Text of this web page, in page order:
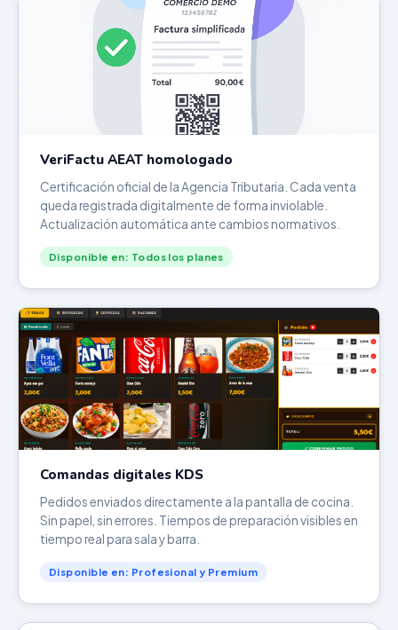
VeriFactu AEAT homologado
Certificación oficial de la Agencia Tributaria. Cada venta
queda registrada digitalmente de forma inviolable.
Actualización automática ante cambios normativos.
Disponible en: Todos los planes
Comandas digitales KDS
Pedidos enviados directamente a la pantalla de cocina.
Sin papel, sin errores. Tiempos de preparación visibles en
tiempo real para sala y barra.
Disponible en: Profesional y Premium